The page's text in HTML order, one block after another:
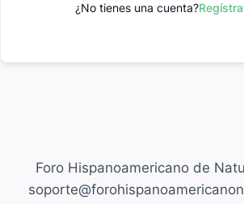
¿No tienes una cuenta?
Foro Hispanoamericano de